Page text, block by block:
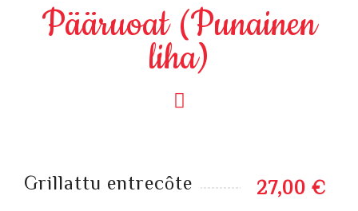
Pääruoat (Punainen
liha)
Grillattu entrecôte 27,00 €